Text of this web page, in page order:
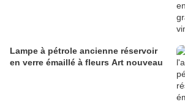
Lampe à pétrole ancienne réservoir
en verre émaillé à fleurs Art nouveau